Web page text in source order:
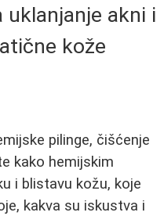
uklanjanje akni i
kože
pilinge, čišćenje
kako hemijskim
i blistavu kožu, koje
kakva su iskustva i